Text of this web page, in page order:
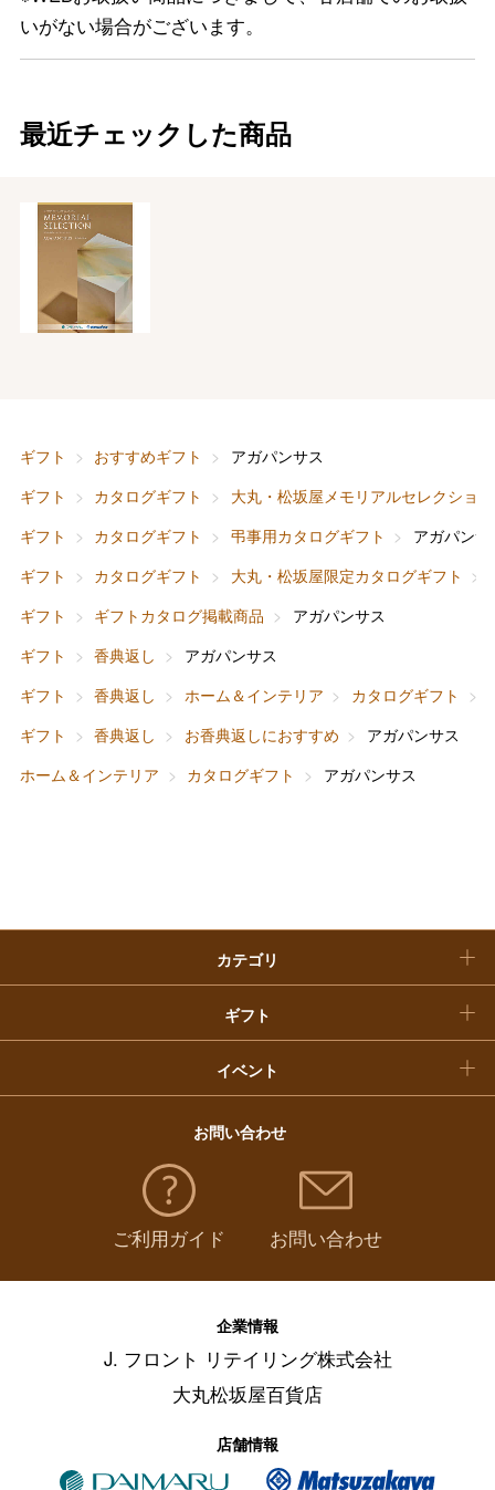
いがない場合がございます。
最近チェックした商品
ギフト おすすめギフト
アガパンサス
ギフト
カタログギフト
大丸・松坂屋メモリアルセレクション
ギフト
カタログギフト 弔事用カタログギフト
アガパンサ
ギフト
カタログギフト 大丸・松坂屋限定カタログギフト
ギフト
ギフトカタログ掲載商品
アガパンサス
ギフト
香典返し
アガパンサス
ギフト
香典返し ホーム＆インテリア カタログギフト
ギフト
香典返し お香典返しにおすすめ
アガパンサス
ホーム＆インテリア
カタログギフト アガパンサス
カテゴリ
フード＆スイーツ
ファッション
ホーム＆インテリア
ベビー＆キッズ
ギフト
出産内祝い
結婚内祝い
お香典返し
快気祝い
イベント
バレンタインチョコレート
母の日
父の日
お中元
敬老の日
福袋
お問い合わせ
ご利用ガイド お問い合わせ
企業情報
J. フロント リテイリング株式会社
大丸松坂屋百貨店
店舗情報